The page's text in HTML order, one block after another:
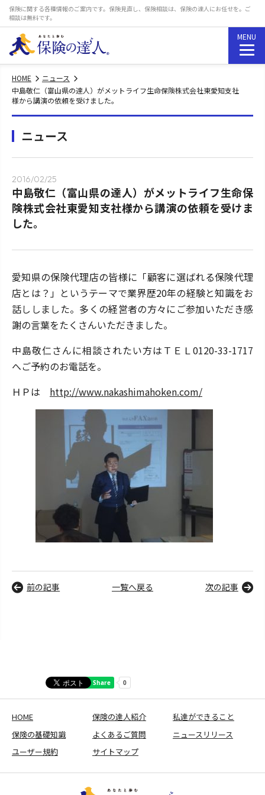
保険に関する各種情報のご案内です。保険見直し、保険相談は、保険の達人にお任せを。ご
相談は無料です。
MENU
保険の達人を探す！
保険の達人紹介
私たちができること
保険の達人はここが違う
保険の基礎知識
ニュースリリース
ユーザー規約
HOME
ニュース
中島敬仁（富山県の達人）がメットライフ生命保険株式会社東愛知支社
様から講演の依頼を受けました。
ニュース
2016/02/25
中島敬仁（富山県の達人）がメットライフ生命保
険株式会社東愛知支社様から講演の依頼を受けま
した。
愛知県の保険代理店の皆様に「顧客に選ばれる保険代理
店とは？」というテーマで業界歴20年の経験と知識をお
話ししました。多くの経営者の方々にご参加いただき感
謝の言葉をたくさんいただきました。
中島敬仁さんに相談されたい方はＴＥＬ0120-33-1717
へご予約のお電話を。
ＨＰは http://www.nakashimahoken.com/
前の記事 一覧へ戻る 次の記事
HOME 保険の達人紹介
私達ができること
保険の基礎知識
よくあるご質問
ニュースリリース
ユーザー規約
サイトマップ